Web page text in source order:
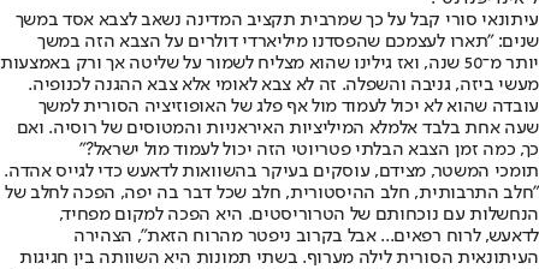
עיתונאי סורי קבל על כך שמרבית תקציב המדינה נשאב לצבא אסד במשך
שנים: "תארו לעצמכם שהפסדנו מיליארדי דולרים על הצבא הזה במשך
יותר מ־50 שנה, ואז גילינו שהוא מצליח לשמור על שליטה אך ורק באמצעות
מעשי ביזה, גניבה והשפלה. זה לא צבא לאומי אלא צבא ההגנה לכנופיה.
עובדה שהוא לא יכול לעמוד מול אף פלג של האופוזיציה הסורית למשך
שעה אחת בלבד אלמלא המיליציות האיראניות והמטוסים של רוסיה. ואם
כך, כמה זמן הצבא הבלתי פטריוטי הזה יכול לעמוד מול ישראל?"
תומכי המשטר, מצידם, עוסקים בעיקר בהשוואות לדאעש כדי לגייס אהדה.
"חלב התרבותית, חלב ההיסטורית, חלב שכל דבר בה יפה, הפכה לחלב של
הנחשלות עם נוכחותם של הטרוריסטים. היא הפכה למקום מפחיד,
לדאעש, לרוח רפאים... אבל בקרוב ניפטר מהרוח הזאת", הצהירה
העיתונאית הסורית לילה מערוף. בשתי תמונות היא השוותה בין חגיגות